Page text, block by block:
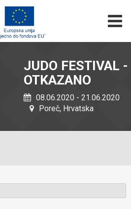
JUDO FESTIVAL -
OTKAZANO
08.06.2020 - 21.06.2020
Poreč, Hrvatska